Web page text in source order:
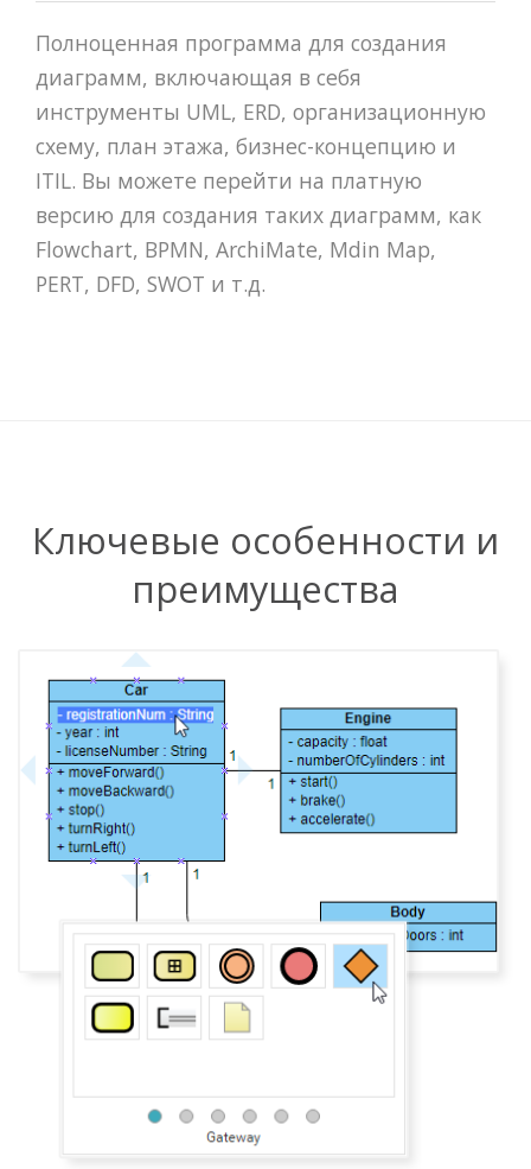
Полноценная программа для создания
диаграмм, включающая в себя
инструменты UML, ERD, организационную
схему, план этажа, бизнес-концепцию и
ITIL. Вы можете перейти на платную
версию для создания таких диаграмм, как
Flowchart, BPMN, ArchiMate, Mdin Map,
PERT, DFD, SWOT и т.д.
Ключевые особенности и
преимущества